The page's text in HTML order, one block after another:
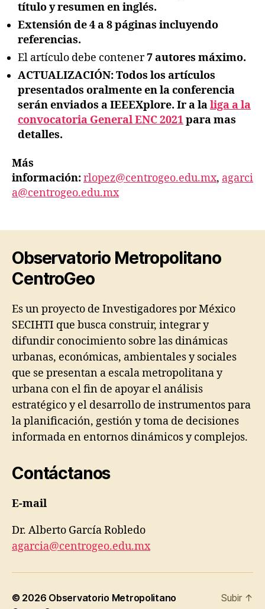
título y resumen en inglés.
Extensión de 4 a 8 páginas incluyendo
referencias.
El artículo debe contener7 autores máximo.
ACTUALIZACIÓN:Todos los artículos
presentados oralmente en la conferencia
serán enviados aIEEEXplore. Ir a laliga a la
convocatoria General ENC 2021para mas
detalles.
Más
información:rlopez@centrogeo.edu.mx, agarci
a@centrogeo.edu.mx
Observatorio Metropolitano
CentroGeo
Es un proyecto de Investigadores por México
SECIHTI que busca construir, integrar y
difundir conocimiento sobre las dinámicas
urbanas, económicas, ambientales y sociales
que se presentan a escala metropolitana y
urbana con el fin de apoyar el análisis
estratégico y el desarrollo de instrumentos para
la planificación, gestión y toma de decisiones
informada en entornos dinámicos y complejos.
Contáctanos
E-mail
Dr. Alberto García Robledo
agarcia@centrogeo.edu.mx
© 2026 Observatorio Metropolitano
Subir ↑